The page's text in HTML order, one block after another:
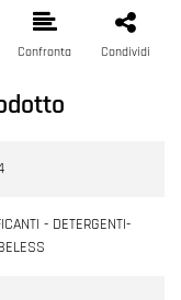
Confronta Condividi
- DETERGENTI-